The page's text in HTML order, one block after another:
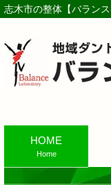
志木市の整体【バラン
HOME
Home